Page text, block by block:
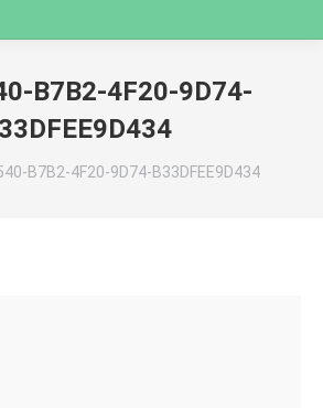
B7B2-4F20-9D74-
hier:
B7B2-4F20-9D74-B33DFEE9D434